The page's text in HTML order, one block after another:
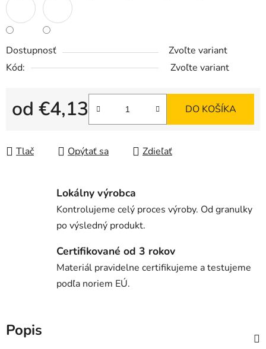
Dostupnosť
Zvoľte variant
Kód:
Zvoľte variant
od €4,13 DO KOŠÍKA
Tlač Opýtať sa Zdieľať
Lokálny výrobca
Kontrolujeme celý proces výroby. Od granulky
po výsledný produkt.
Certifikované od 3 rokov
Materiál pravidelne certifikujeme a testujeme
podľa noriem EÚ.
Popis